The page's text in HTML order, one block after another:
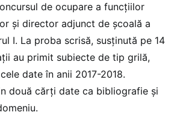
de ocupare a funcțiilor
și director adjunct de școală a
I. La proba scrisă, susținută pe 14
au primit subiecte de tip grilă,
date în anii 2017-2018.
două cărți date ca bibliografie și